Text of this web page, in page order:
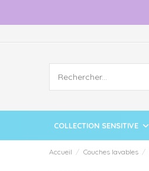
COLLECTION SENSITIVE
Accueil Couches lavables